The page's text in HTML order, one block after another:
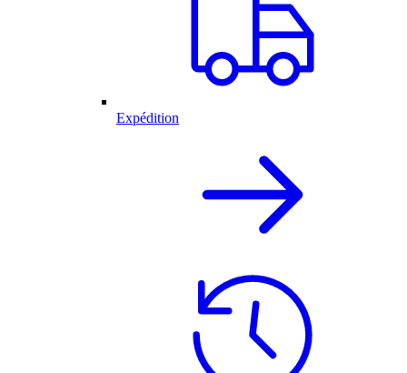
Expédition